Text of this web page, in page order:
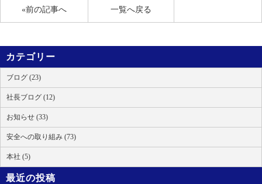
«前の記事へ 一覧へ戻る
カテゴリー
ブログ (23)
社長ブログ (12)
お知らせ (33)
安全への取り組み (73)
本社 (5)
最近の投稿